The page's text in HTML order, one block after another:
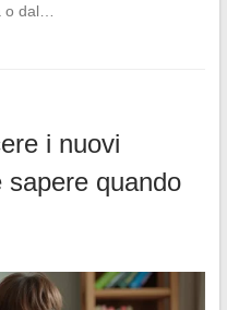
o dal…
i nuovi
sapere quando